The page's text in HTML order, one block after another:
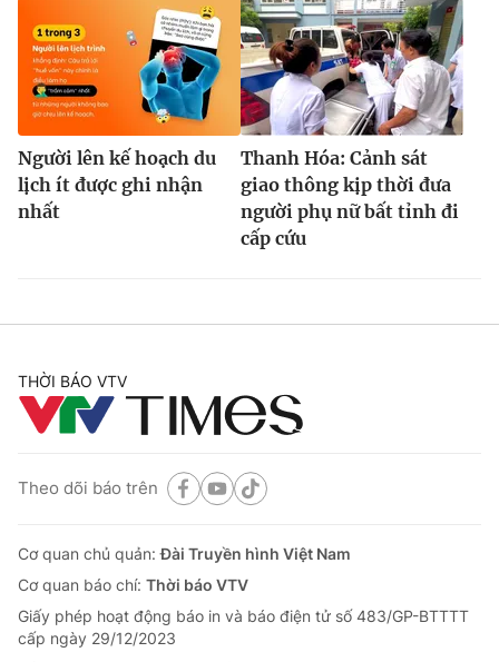
Người lên kế hoạch du
lịch ít được ghi nhận
nhất
Thanh Hóa: Cảnh sát
giao thông kịp thời đưa
người phụ nữ bất tỉnh đi
cấp cứu
THỜI BÁO VTV
Theo dõi báo trên
Cơ quan chủ quản:Đài Truyền hình Việt Nam
Cơ quan báo chí: Thời báo VTV
Giấy phép hoạt động báo in và báo điện tử số 483/GP-BTTTT
cấp ngày 29/12/2023